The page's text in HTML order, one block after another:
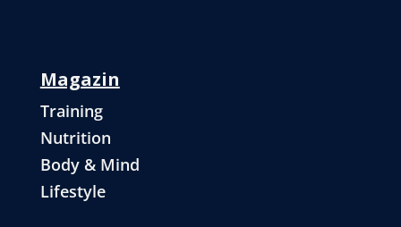
Magazin
Training
Nutrition
Body & Mind
Lifestyle